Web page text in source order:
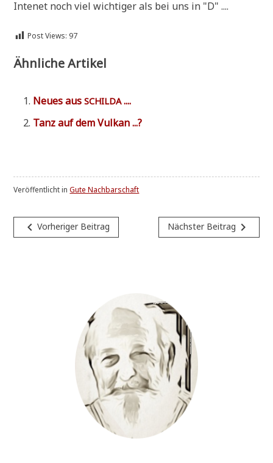
Inte­net noch viel wich­ti­ger als bei uns in "D" ....
Post Views: 97
Ähnliche Artikel
Neu­es ausSCHILDA....
Tanz auf dem Vulkan ...?
Veröffentlicht inGute Nachbarschaft
Beitragsnavigation
navigate_beforeVorheriger Beitrag Nächster Beitrag navigate_next